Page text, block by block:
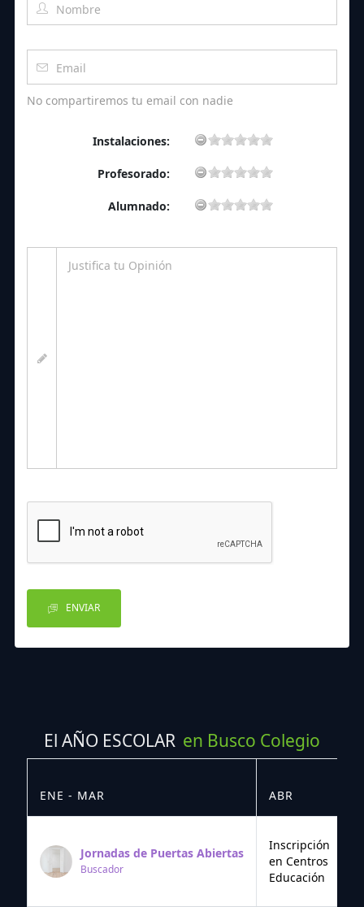
No compartiremos tu email con nadie
Instalaciones:
Profesorado:
Alumnado:
ENVIAR
El AÑO ESCOLAR en Busco Colegio
ENE - MAR ABR
Jornadas de Puertas Abiertas
Buscador
Inscripción
en Centros
Educación